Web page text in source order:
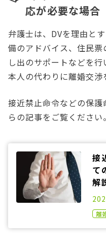
応が必要な場合
弁護士は、DVを理由と
備のアドバイス、住民
し出のサポートなどを
本人の代わりに離婚交渉
接近禁止命令などの保
らの記事をご覧ください。
接
て
解
離